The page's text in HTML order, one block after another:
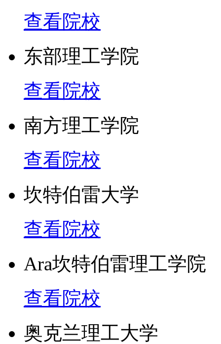
查看院校
东部理工学院
查看院校
南方理工学院
查看院校
坎特伯雷大学
查看院校
Ara坎特伯雷理工学院
查看院校
奥克兰理工大学